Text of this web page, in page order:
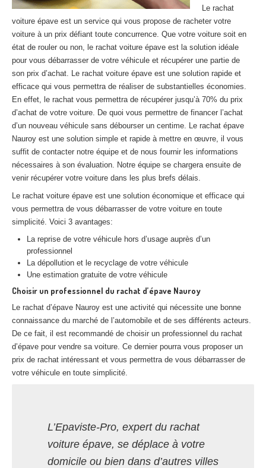
Centreagréé VHU 78 : casse auto avec destruction
Centreagréé VHU 91 : casse auto avec destruction
Centre agréé VHU 92 : casse auto avec destruction
Centreagréé VHU 93 : casse auto avec destruction
Centreagréé VHU 94 : casse auto avec destruction
Centre agréé VHU 95 : casse auto avec destruction
DOCUMENTS À JOINDRE
RACHATVÉHICULES
CONTACT
Le rachat
voiture épave est un service qui vous propose de racheter votre
voiture à un prix défiant toute concurrence. Que votre voiture soit en
état de rouler ou non, le rachat voiture épave est la solution idéale
pour vous débarrasser de votre véhicule et récupérer une partie de
son prix d’achat. Le rachat voiture épave est une solution rapide et
efficace qui vous permettra de réaliser de substantielles économies.
En effet, le rachat vous permettra de récupérer jusqu’à 70% du prix
d’achat de votre voiture. De quoi vous permettre de financer l’achat
d’un nouveau véhicule sans débourser un centime. Le rachat épave
Nauroy est une solution simple et rapide à mettre en œuvre, il vous
suffit de contacter notre équipe et de nous fournir les informations
nécessaires à son évaluation. Notre équipe se chargera ensuite de
venir récupérer votre voiture dans les plus brefs délais.
Le rachat voiture épave est une solution économique et efficace qui
vous permettra de vous débarrasser de votre voiture en toute
simplicité. Voici 3 avantages:
La reprise de votre véhicule hors d’usage auprès d’un
professionnel
La dépollution et le recyclage de votre véhicule
Une estimation gratuite de votre véhicule
Choisir un professionnel du rachat d’épave Nauroy
Le rachat d’épave Nauroy est une activité qui nécessite une bonne
connaissance du marché de l’automobile et de ses différents acteurs.
De ce fait, il est recommandé de choisir un professionnel du rachat
d’épave pour vendre sa voiture. Ce dernier pourra vous proposer un
prix de rachat intéressant et vous permettra de vous débarrasser de
votre véhicule en toute simplicité.
L’Epaviste-Pro, expert du rachat
voiture épave, se déplace à votre
domicile ou bien dans d’autres villes